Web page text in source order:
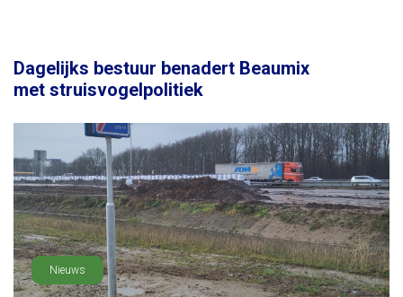
Dagelijks bestuur benadert Beaumix
met struisvogelpolitiek
Nieuws